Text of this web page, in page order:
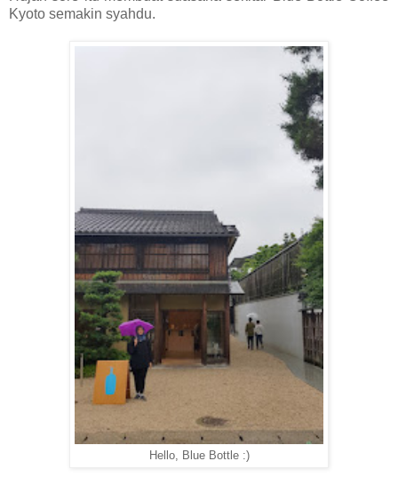
Kyoto semakin syahdu.
Hello, Blue Bottle :)